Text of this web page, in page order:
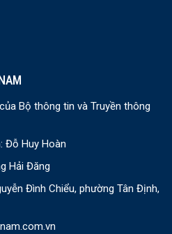
Bộ thông tin và Truyền thông
Đỗ Huy Hoàn
Hải Đăng
Đình Chiểu, phường Tân Định,